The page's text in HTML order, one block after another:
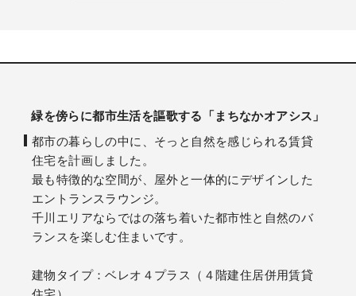
緑を傍らに都市生活を謳歌する「まちなかオアシス」
都市の暮らしの中に、そっと自然を感じられる賃貸
住宅を計画しました。
最も特徴的な空間が、屋外と一体的にデザインした
エントランスラウンジ。
千川エリアならではの落ち着いた都市性と自然のバ
ランスを楽しむ住まいです。
建物タイプ：ベレオ４プラス（４階建住居併用賃貸